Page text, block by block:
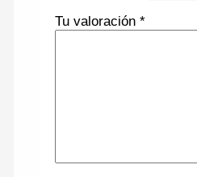
Tu valoración*